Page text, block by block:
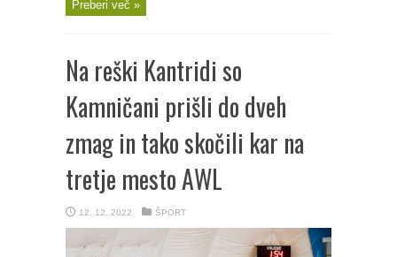
Preberi več »
Na reški Kantridi so
Kamničani prišli do dveh
zmag in tako skočili kar na
tretje mesto AWL
12. 12. 2022 ŠPORT